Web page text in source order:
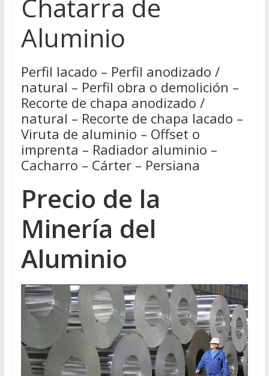
Chatarra de
Aluminio
Perfil lacado – Perfil anodizado /
natural – Perfil obra o demolición –
Recorte de chapa anodizado /
natural – Recorte de chapa lacado –
Viruta de aluminio – Offset o
imprenta – Radiador aluminio –
Cacharro – Cárter – Persiana
Precio de la
Minería del
Aluminio